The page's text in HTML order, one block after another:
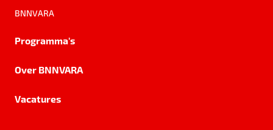
BNNVARA
Programma's
Over BNNVARA
Vacatures